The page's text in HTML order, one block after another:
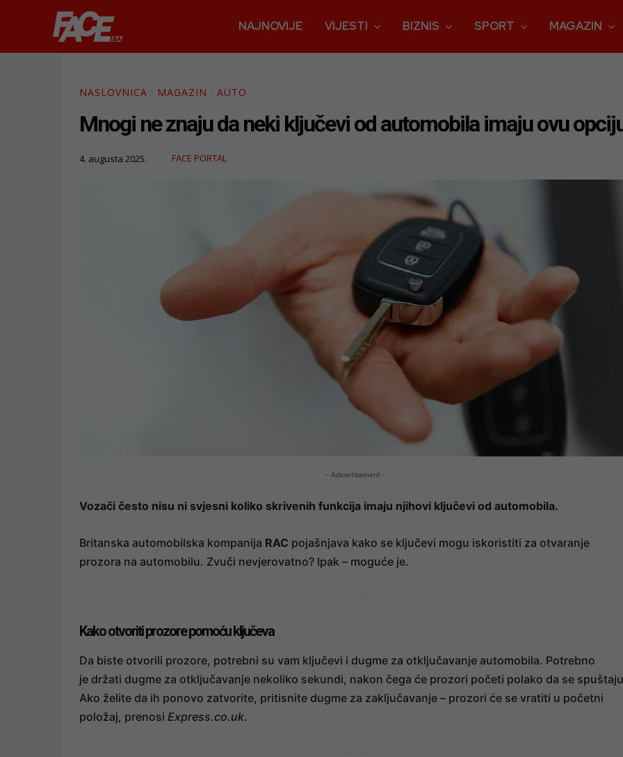
NAJNOVIJE VIJESTI BIZNIS SPORT MAGAZIN
NASLOVNICA MAGAZIN AUTO
Mnogi ne znaju da neki ključevi od automobila imaju ovu
4. augusta 2025. FACE PORTAL
- Advertisement -
Vozači često nisu ni svjesni koliko skrivenih funkcija imaju njihovi ključevi od automobila.
Britanska automobilska kompanija RAC pojašnjava kako se ključevi mogu iskoristiti za otvaranje
prozora na automobilu. Zvuči nevjerovatno? Ipak – moguće je.
Kako otvoriti prozore pomoću ključeva
Da biste otvorili prozore, potrebni su vam ključevi i dugme za otključavanje automobila. Potrebno
je držati dugme za otključavanje nekoliko sekundi, nakon čega će prozori početi polako da se
Ako želite da ih ponovo zatvorite, pritisnite dugme za zaključavanje – prozori će se vratiti u početni
položaj, prenosi Express.co.uk.